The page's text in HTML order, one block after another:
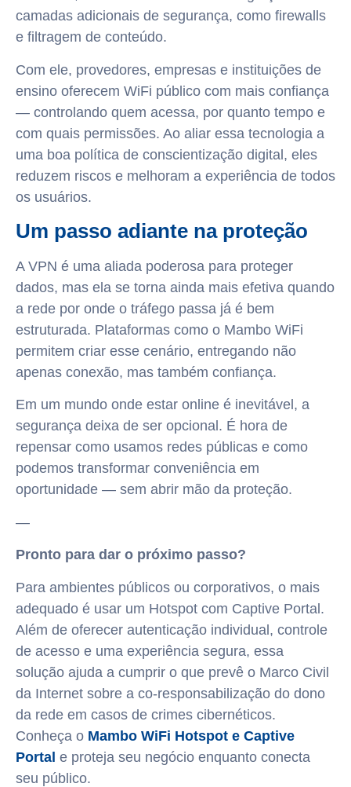
camadas adicionais de segurança, como firewalls
e filtragem de conteúdo.
Com ele, provedores, empresas e instituições de
ensino oferecem WiFi público com mais confiança
— controlando quem acessa, por quanto tempo e
com quais permissões. Ao aliar essa tecnologia a
uma boa política de conscientização digital, eles
reduzem riscos e melhoram a experiência de todos
os usuários.
Um passo adiante na proteção
A VPN é uma aliada poderosa para proteger
dados, mas ela se torna ainda mais efetiva quando
a rede por onde o tráfego passa já é bem
estruturada. Plataformas como o Mambo WiFi
permitem criar esse cenário, entregando não
apenas conexão, mas também confiança.
Em um mundo onde estar online é inevitável, a
segurança deixa de ser opcional. É hora de
repensar como usamos redes públicas e como
podemos transformar conveniência em
oportunidade — sem abrir mão da proteção.
—
Pronto para dar o próximo passo?
Para ambientes públicos ou corporativos, o mais
adequado é usar um Hotspot com Captive Portal.
Além de oferecer autenticação individual, controle
de acesso e uma experiência segura, essa
solução ajuda a cumprir o que prevê o Marco Civil
da Internet sobre a co-responsabilização do dono
da rede em casos de crimes cibernéticos.
Conheça o Mambo WiFi Hotspot e Captive
Portal e proteja seu negócio enquanto conecta
seu público.